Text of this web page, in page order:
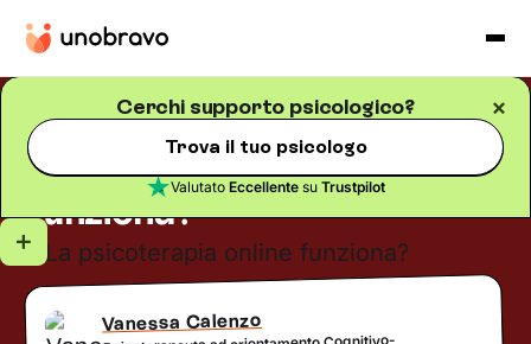
Cerchi supporto psicologico?
Trova il tuo psicologo
Valutato Eccellentesu Trustpilot
Blog Terapia online
La psicoterapia online
funziona?
Vanessa Calenzo